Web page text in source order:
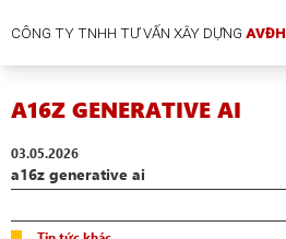
CÔNG TY TNHH TƯ VẤN XÂY DỰNGAVĐH
A16Z GENERATIVE AI
03.05.2026
a16z generative ai